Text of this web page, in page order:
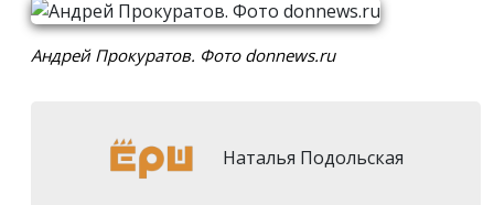
Андрей Прокуратов. Фото donnews.ru
Наталья Подольская